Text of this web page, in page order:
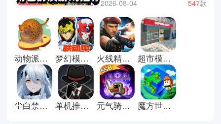
想、巫师3狂猎、原神等。你可以
通过完成任务、培养技能、收集装
备，与各种NPC互动或挑战强大敌
人，在游戏中书写属于自己的故
事。每一次冒险都是智力与操作的
双重考验，策略、战斗、剧情交
织，让你在虚拟世界中自由驰骋。
立即下载角色扮演游戏大全，开启
你的英雄旅程，感受属于你的奇幻
冒险！
2026-08-04 547款
动物派对手机版 梦幻模拟战官方版 火线精英官方版 超市模拟器正版
尘白禁区官方版 单机推理杀游戏 元气骑士前传官方版 魔方世界游戏手机版